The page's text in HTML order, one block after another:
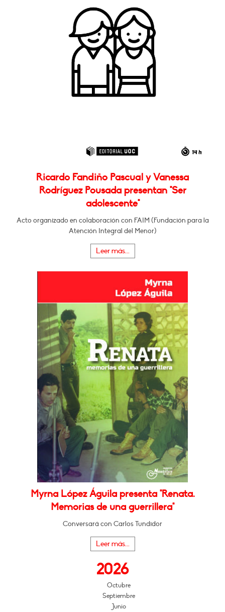
Ricardo Fandiño Pascual y Vanessa
Rodríguez Pousada presentan "Ser
adolescente"
Acto organizado en colaboración con FAIM (Fundación para la
Atención Integral del Menor)
Leer más...
Myrna López Águila presenta "Renata.
Memorias de una guerrillera"
Conversará con Carlos Tundidor
Leer más...
2026
Octubre
Septiembre
Junio